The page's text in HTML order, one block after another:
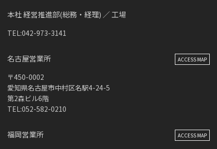
本社 経営推進部(総務・経理) ／ 工場
TEL:042-973-3141
名古屋営業所 ACCESS MAP
〒450-0002
愛知県名古屋市中村区名駅4-24-5
第2森ビル6階
TEL:052-582-0210
福岡営業所 ACCESS MAP